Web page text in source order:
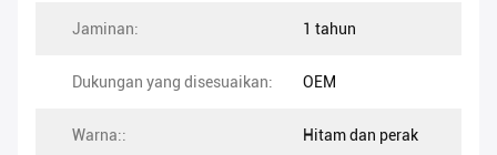
Jaminan: 1 tahun
Dukungan yang disesuaikan: OEM
Warna:: Hitam dan perak